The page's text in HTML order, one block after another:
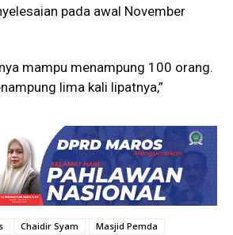
pada awal November
mampu menampung 100 orang.
lima kali lipatnya,”
Chaidir Syam
Masjid Pemda